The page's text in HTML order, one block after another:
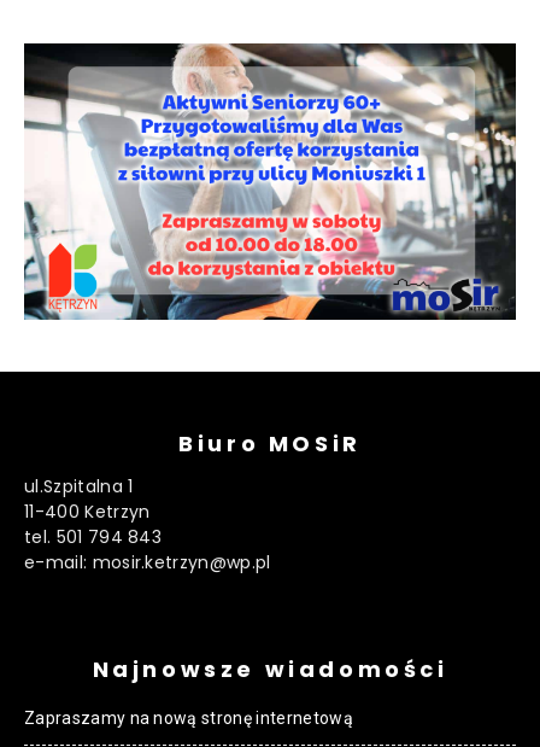
Biuro MOSiR
ul.Szpitalna 1
11-400 Ketrzyn
tel. 501 794 843
e-mail: mosir.ketrzyn@wp.pl
Najnowsze wiadomości
Zapraszamy na nową stronę internetową